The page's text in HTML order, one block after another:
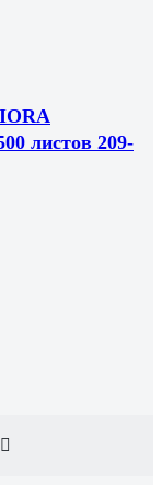
листов 209-